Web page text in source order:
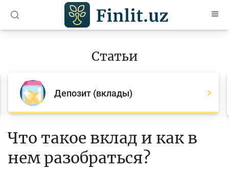
Все статьи
Для банковских агентов
Депозит (вклады)
Статьи
Депозит (вклады)
Что такое вклад и как в
нем разобраться?